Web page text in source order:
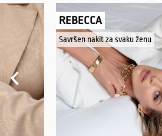
REBECCA
Savršen nakit za svaku ženu